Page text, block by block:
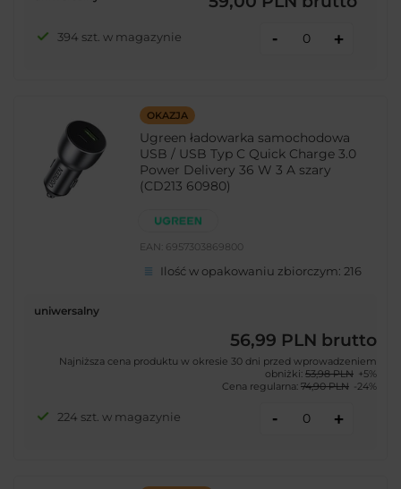
394 szt. w magazynie - +
OKAZJA
Ugreen ładowarka samochodowa
USB / USB Typ C Quick Charge 3.0
Power Delivery 36 W 3 A szary
(CD213 60980)
EAN: 6957303869800
Ilość w opakowaniu zbiorczym: 216
uniwersalny
56,99 PLN brutto
Najniższa cena produktu w okresie 30 dni przed wprowadzeniem
obniżki: 53,98 PLN +5%
Cena regularna: 74,90 PLN -24%
224 szt. w magazynie - +